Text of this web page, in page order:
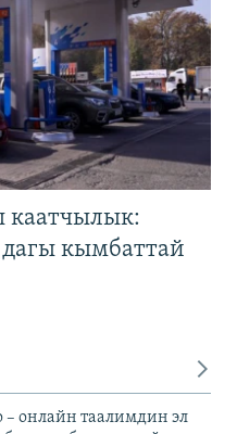
каатчылык:
кымбаттай
– онлайн таалимдин эл